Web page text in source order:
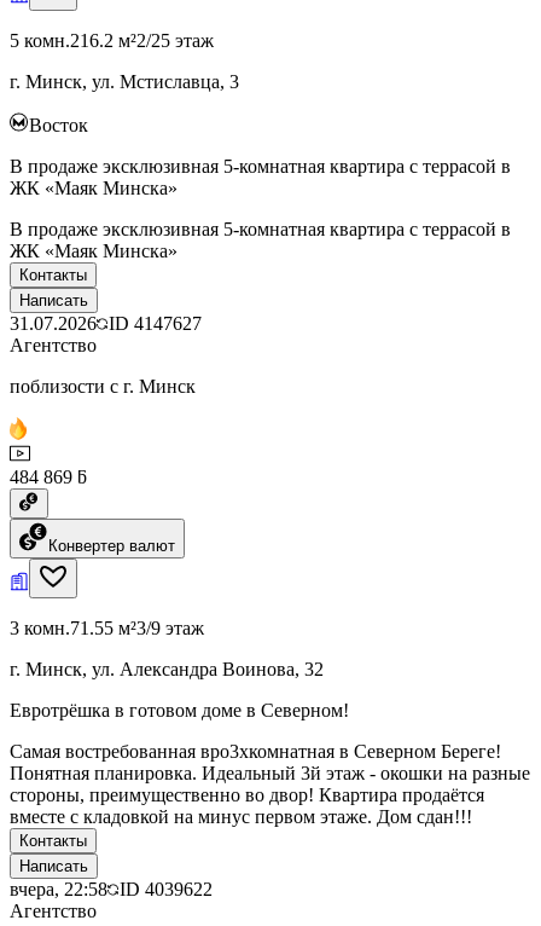
5 комн.216.2 м²2/25 этаж
г. Минск, ул. Мстиславца, 3
Восток
В продаже эксклюзивная 5-комнатная квартира с террасой в
ЖК «Маяк Минска»
В продаже эксклюзивная 5-комнатная квартира с террасой в
ЖК «Маяк Минска»
Контакты
Написать
31.07.2026 ID 4147627
Агентство
поблизости с г. Минск
484 869 ƃ
Конвертер валют
3 комн.71.55 м²3/9 этаж
г. Минск, ул. Александра Воинова, 32
Евротрёшка в готовом доме в Северном!
Самая востребованная вро3хкомнатная в Северном Береге!
Понятная планировка. Идеальный 3й этаж - окошки на разные
стороны, преимущественно во двор! Квартира продаётся
вместе с кладовкой на минус первом этаже. Дом сдан!!!
Контакты
Написать
вчера, 22:58 ID 4039622
Агентство